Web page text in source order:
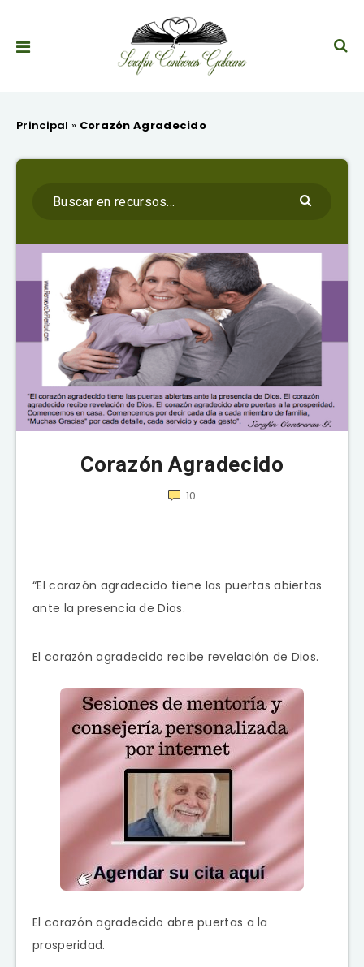
Principal » Corazón Agradecido
Corazón Agradecido
10
“El corazón agradecido tiene las puertas abiertas
ante la presencia de Dios.
El corazón agradecido recibe revelación de Dios.
El corazón agradecido abre puertas a la
prosperidad.